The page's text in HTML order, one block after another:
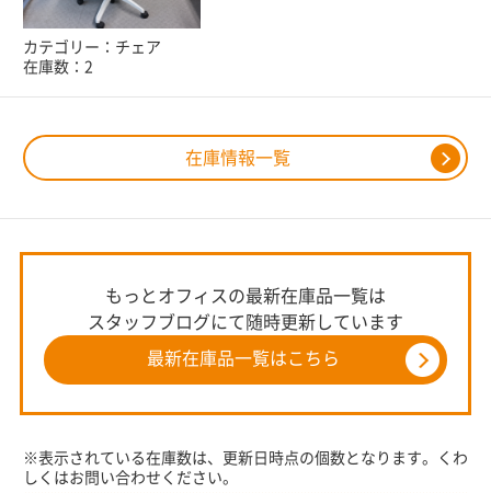
在庫情報一覧
カテゴリー：チェア
在庫数：2
もっとオフィスの最新在庫品一覧は
スタッフブログにて随時更新しています
最新在庫品一覧はこちら
※表示されている在庫数は、更新日時点の個数となります。くわ
しくはお問い合わせください。